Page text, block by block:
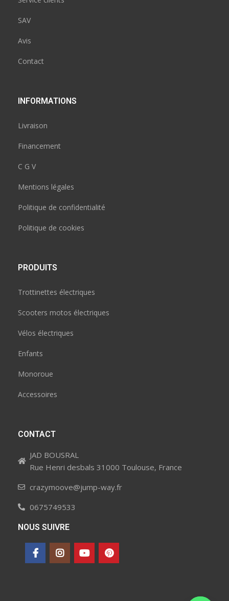
SAV
Avis
Contact
INFORMATIONS
Livraison
Financement
C G V
Mentions légales
Politique de confidentialité
Politique de cookies
PRODUITS
Trottinettes électriques
Scooters motos électriques
Vélos électriques
Enfants
Monoroue
Accessoires
CONTACT
JAD BOUSRAL
Rue Henri desbals 31000 Toulouse, France
crazymoove@jump-way.fr
0675749533
NOUS SUIVRE